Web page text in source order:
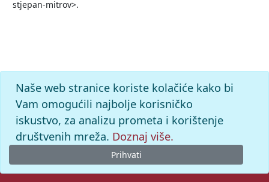
stjepan-mitrov>.
Naše web stranice koriste kolačiće kako bi
Vam omogućili najbolje korisničko
iskustvo, za analizu prometa i korištenje
društvenih mreža. Doznaj više.
Prihvati
© 2026. -Leksikografski zavodMiroslav Krleža